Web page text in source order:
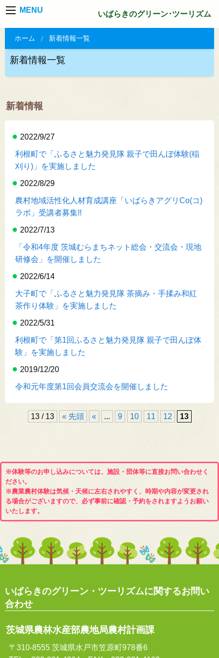
MENU いばらきのグリーン･ツーリズム
ホーム 新着情報一覧
新着情報一覧
新着情報
2022/9/27
利根町で「ふるさと魅力発見隊 親子で田んぼ体験(稲
刈り)」を実施しました
2022/8/29
農村地域活性化人材育成講座「いばらきアグリCo(コ)
ラボ」受講者募集!!
2022/7/13
「令和4年度 茨城むらまちネット総会・交流会・現地
研修会」を開催しました
2022/6/14
大子町で「ふるさと魅力発見隊 茶摘み・手揉み和紅
茶作り体験」を実施しました
2022/5/31
利根町で「第1回ふるさと魅力発見隊 親子で田んぼ体
験」を実施しました
2019/12/20
令和元年度第1回会員交流会を開催しました
13 / 13 « 先頭 « ... 9 10 11 12 13
※体験等のお申し込みについては、施設・団体等に直接お問い合わせく
ださい。
※農業農村体験は気候・天候に左右されやすく、時期や内容が変更され
る場合がございますので、必ず事前に確認・予約をされますようお願い
いたします。
いばらきのグリーン・ツーリズムに関するお問い
合わせ
茨城県農林水産部農地局農村計画課
〒310-8555 茨城県水戸市笠原町978番6